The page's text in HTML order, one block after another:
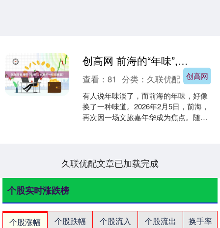
创高网 前海的“年味”, 究竟不一样在哪里?
创高网
查看：81 分类： 久联优配
有人说年味淡了，而前海的年味，好像
换了一种味道。2026年2月5日，前海，
再次因一场文旅嘉年华成为焦点。随
久联优配文章已加载完成
个股实时涨跌榜
个股涨幅 个股跌幅 个股流入 个股流出
换手率